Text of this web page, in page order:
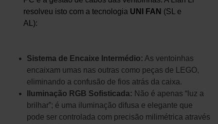
resolveu isto com a tecnologia UNI FAN (SL e
AL):
Sistema de Encaixe Intermédio: As ventoinhas
encaixam umas nas outras como peças de LEGO,
eliminando a confusão de fios atrás da caixa.
Iluminação RGB Sofisticada: Não é apenas “luz a
brilhar”; é uma iluminação difusa e elegante que
pode ser controlada com precisão milimétrica através